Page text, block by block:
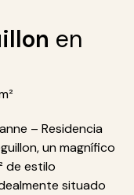
en
– Residencia
un magnífico
de estilo
situado